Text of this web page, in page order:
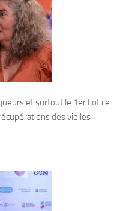
et surtout le 1er Lot ce
des vielles